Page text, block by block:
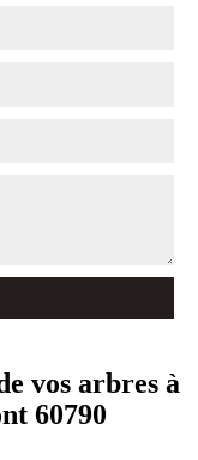
vos arbres à
60790